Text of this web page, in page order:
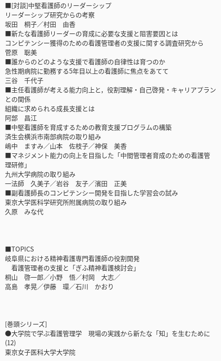
■[対談]中堅看護師のリーダーシップ
リーダーシップ研究からの考察
坂田 桐子／村田 由香
■新たな看護師リーダーの育成に必要な支援と阻害要因とは
コンピテンシー獲得のための看護管理者の支援に関する調査研究から
菅原 聡美
■誰からのどのような支援で看護師の自律性は育つのか
急性期病院に勤務する5年目以上の看護師に焦点をあてて
三谷 千代子
■主任看護師が考える能力向上と，役割理解・自己啓発・キャリアプラン
との関係
組織に求められる成長支援とは
阿部 昌江
■中堅看護師を育成するための教育支援プログラムの構築
済生会横浜市南部病院の取り組み
嶋中 ますみ／山本 佐枝子／神保 美香
■マネジメント能力の向上を目指した「中間管理者育成のための看護管
理研修」
九州大学病院の取り組み
一法師 久美子／岩谷 友子／濱田 正美
■副看護師長のコンピテンシー開発を目指した学習会の試み
東京大学医科学研究所附属病院の取り組み
久原 みな代
■TOPICS
岐阜県における精神看護専門看護師の役割開発
看護管理者の支援と「ぎふ精神看護検討会」
桐山 啓一郎／小野 悟／村岡 大志／
高島 孝晃／伊藤 環／石川 かおり
[巻頭シリーズ]
●大学院で学ぶ看護管理学 現場の実践から新たな「知」を生むために
(12)
東京女子医科大学大学院